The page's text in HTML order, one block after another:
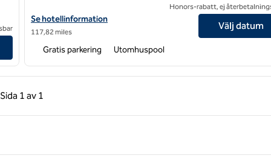
Visa hotelluppgifter för DoubleTree Suites by Hilton Hotel
Se hotellinformation
117,82 miles
Honors-rabatt, ej
Välj datum
Gratis parkering Utomhuspool
Sida 1 av 1
sida, 1 av 1
Sida 1 av 1